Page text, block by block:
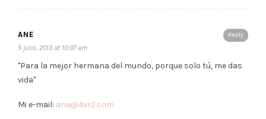
Reply
ANE
5 julio, 2013 at 10:07 am
"Para la mejor hermana del mundo, porque solo tú, me das
vida"
Mi e-mail: ana@4vr2.com